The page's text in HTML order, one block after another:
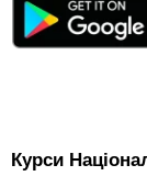
Курси